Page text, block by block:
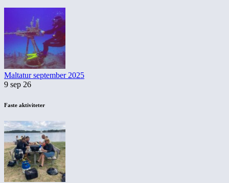
Maltatur september 2025
9 sep 26
Faste aktiviteter